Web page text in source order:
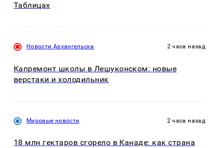
Таблицах
Новости Архангельска 2 часа назад
Капремонт школы в Лешуконском: новые
верстаки и холодильник
Мировые новости 2 часа назад
18 млн гектаров сгорело в Канаде: как страна